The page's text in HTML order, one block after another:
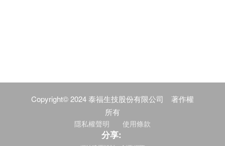
Copyright© 2024 泰福生技股份有限公司 著作權
所有
隱私權聲明 使用條款
分享: